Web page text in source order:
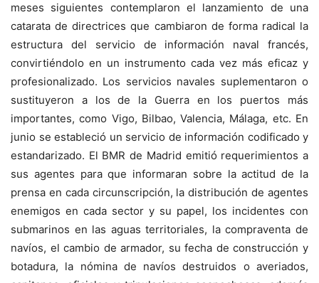
meses siguientes contemplaron el lanzamiento de una
catarata de directrices que cambiaron de forma radical la
estructura del servicio de información naval francés,
convirtiéndolo en un instrumento cada vez más eficaz y
profesionalizado. Los servicios navales suplementaron o
sustituyeron a los de la Guerra en los puertos más
importantes, como Vigo, Bilbao, Valencia, Málaga, etc. En
junio se estableció un servicio de información codificado y
estandarizado. El BMR de Madrid emitió requerimientos a
sus agentes para que informaran sobre la actitud de la
prensa en cada circunscripción, la distribución de agentes
enemigos en cada sector y su papel, los incidentes con
submarinos en las aguas territoriales, la compraventa de
navíos, el cambio de armador, su fecha de construcción y
botadura, la nómina de navíos destruidos o averiados,